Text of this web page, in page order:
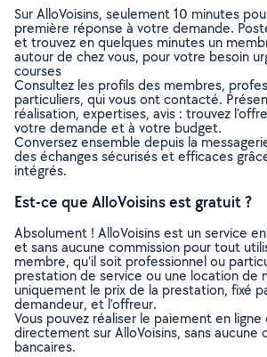
Sur AlloVoisins, seulement 10 minutes
première réponse à votre demande.
et trouvez en quelques minutes un
autour de chez vous, pour votre besoin
courses
Consultez les profils des membres,
particuliers, qui vous ont contacté.
réalisation, expertises, avis : trouvez
votre demande et à votre budget.
Conversez ensemble depuis la
des échanges sécurisés et efficaces
intégrés.
Est-ce que AlloVoisins est gratuit ?
Absolument ! AlloVoisins est un service
et sans aucune commission pour tout
membre, qu’il soit professionnel ou
prestation de service ou une location de
uniquement le prix de la prestation, fixé
demandeur, et l’offreur.
Vous pouvez réaliser le paiement en
directement sur AlloVoisins, sans aucune
bancaires.